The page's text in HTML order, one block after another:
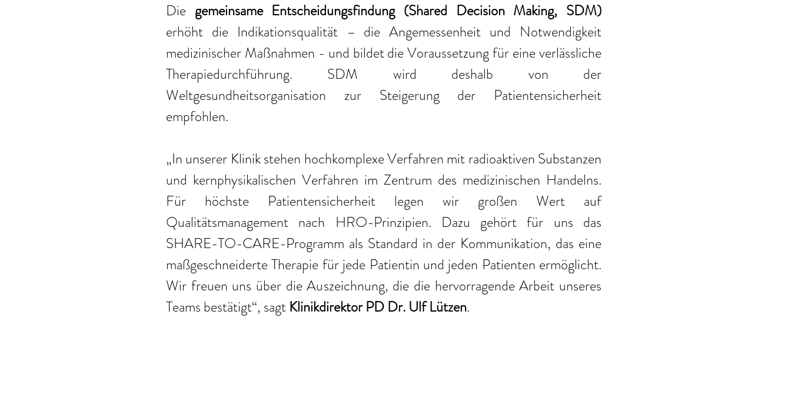
Die
erhöht die Indikationsqualität – die Angemessenheit und Notwendigkeit
medizinischer Maßnahmen - und bildet die Voraussetzung für eine verlässliche
Therapiedurchführung. SDM wird deshalb von der
Weltgesundheitsorganisation zur Steigerung der Patientensicherheit
empfohlen.
„In unserer Klinik stehen hochkomplexe Verfahren mit radioaktiven Substanzen
und kernphysikalischen Verfahren im Zentrum des medizinischen Handelns.
Für höchste Patientensicherheit legen wir großen Wert auf
Qualitätsmanagement nach HRO-Prinzipien. Dazu gehört für uns das
SHARE-TO-CARE-Programm als Standard in der Kommunikation, das eine
maßgeschneiderte Therapie für jede Patientin und jeden Patienten ermöglicht.
Wir freuen uns über die Auszeichnung, die die hervorragende Arbeit unseres
Teams bestätigt“, sagt Klinikdirektor PD Dr. Ulf Lützen.